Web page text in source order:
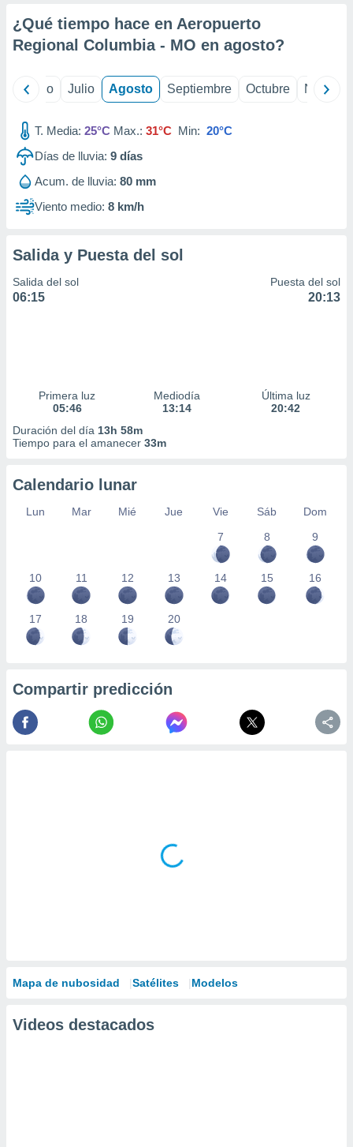
mediante
publicidad
de
1199
¿Qué tiempo hace en Aeropuerto
Regional Columbia - MO en agosto?
Junio Julio Agosto Septiembre Octubre
T. Media: 25°C Max.: 31°C Min: 20°C
Días de lluvia: 9 días
Acum. de lluvia: 80 mm
Viento medio: 8 km/h
Salida y Puesta del sol
Salida del sol
06:15
Puesta del sol
20:13
Primera luz
05:46
Mediodía
13:14
Última luz
20:42
Duración del día 13h 58m
Tiempo para el amanecer 33m
Calendario lunar
Lun Mar Mié Jue Vie Sáb
Dom
7
8 9
10 11 12 13 14 15 16
17 18 19 20
Compartir predicción
Mapa de nubosidad Satélites Modelos
Videos destacados